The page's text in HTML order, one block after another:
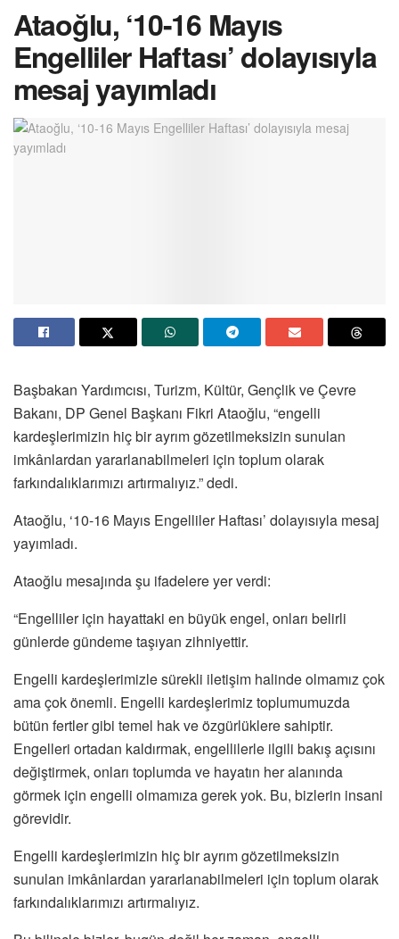
Ataoğlu, ‘10-16 Mayıs
Engelliler Haftası’ dolayısıyla
mesaj yayımladı
Başbakan Yardımcısı, Turizm, Kültür, Gençlik ve Çevre
Bakanı, DP Genel Başkanı Fikri Ataoğlu, “engelli
kardeşlerimizin hiç bir ayrım gözetilmeksizin sunulan
imkânlardan yararlanabilmeleri için toplum olarak
farkındalıklarımızı artırmalıyız.” dedi.
Ataoğlu, ‘10-16 Mayıs Engelliler Haftası’ dolayısıyla mesaj
yayımladı.
Ataoğlu mesajında şu ifadelere yer verdi:
“Engelliler için hayattaki en büyük engel, onları belirli
günlerde gündeme taşıyan zihniyettir.
Engelli kardeşlerimizle sürekli iletişim halinde olmamız çok
ama çok önemli. Engelli kardeşlerimiz toplumumuzda
bütün fertler gibi temel hak ve özgürlüklere sahiptir.
Engelleri ortadan kaldırmak, engellilerle ilgili bakış açısını
değiştirmek, onları toplumda ve hayatın her alanında
görmek için engelli olmamıza gerek yok. Bu, bizlerin insani
görevidir.
Engelli kardeşlerimizin hiç bir ayrım gözetilmeksizin
sunulan imkânlardan yararlanabilmeleri için toplum olarak
farkındalıklarımızı artırmalıyız.